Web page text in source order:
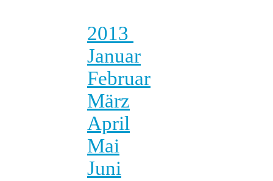
2013
Januar
Februar
März
April
Mai
Juni